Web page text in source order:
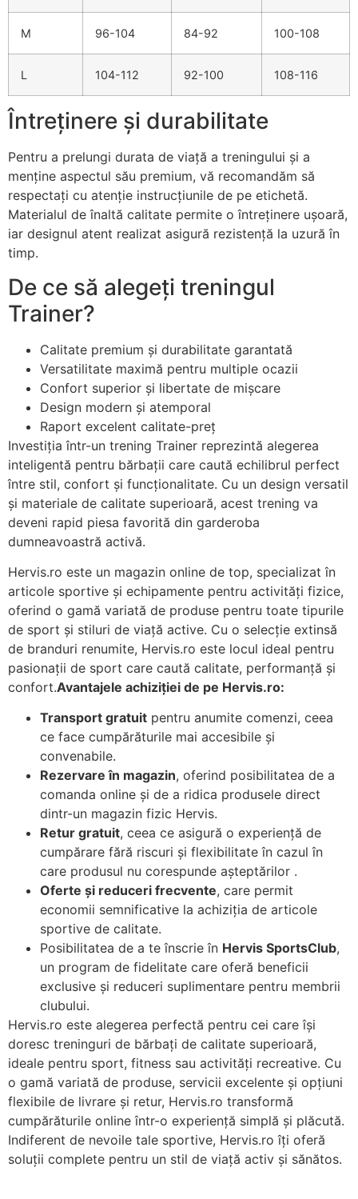
M 96-104 84-92 100-108
L 104-112 92-100 108-116
Întreținere și durabilitate
Pentru a prelungi durata de viață a treningului și a
menține aspectul său premium, vă recomandăm să
respectați cu atenție instrucțiunile de pe etichetă.
Materialul de înaltă calitate permite o întreținere ușoară,
iar designul atent realizat asigură rezistență la uzură în
timp.
De ce să alegeți treningul
Trainer?
Calitate premium și durabilitate garantată
Versatilitate maximă pentru multiple ocazii
Confort superior și libertate de mișcare
Design modern și atemporal
Raport excelent calitate-preț
Investiția într-un trening Trainer reprezintă alegerea
inteligentă pentru bărbații care caută echilibrul perfect
între stil, confort și funcționalitate. Cu un design versatil
și materiale de calitate superioară, acest trening va
deveni rapid piesa favorită din garderoba
dumneavoastră activă.
Hervis.ro este un magazin online de top, specializat în
articole sportive și echipamente pentru activități fizice,
oferind o gamă variată de produse pentru toate tipurile
de sport și stiluri de viață active. Cu o selecție extinsă
de branduri renumite, Hervis.ro este locul ideal pentru
pasionații de sport care caută calitate, performanță și
confort.Avantajele achiziției de pe Hervis.ro:
Transport gratuit pentru anumite comenzi, ceea
ce face cumpărăturile mai accesibile și
convenabile.
Rezervare în magazin, oferind posibilitatea de a
comanda online și de a ridica produsele direct
dintr-un magazin fizic Hervis.
Retur gratuit, ceea ce asigură o experiență de
cumpărare fără riscuri și flexibilitate în cazul în
care produsul nu corespunde așteptărilor .
Oferte și reduceri frecvente, care permit
economii semnificative la achiziția de articole
sportive de calitate.
Posibilitatea de a te înscrie în Hervis SportsClub,
un program de fidelitate care oferă beneficii
exclusive și reduceri suplimentare pentru membrii
clubului.
Hervis.ro este alegerea perfectă pentru cei care își
doresc treninguri de bărbați de calitate superioară,
ideale pentru sport, fitness sau activități recreative. Cu
o gamă variată de produse, servicii excelente și opțiuni
flexibile de livrare și retur, Hervis.ro transformă
cumpărăturile online într-o experiență simplă și plăcută.
Indiferent de nevoile tale sportive, Hervis.ro îți oferă
soluții complete pentru un stil de viață activ și sănătos.